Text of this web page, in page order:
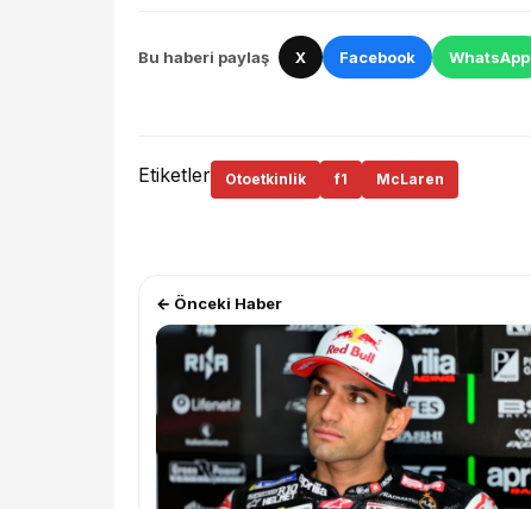
Bu haberi paylaş X Facebook WhatsApp
Etiketler Otoetkinlik f1 McLaren
← Önceki Haber